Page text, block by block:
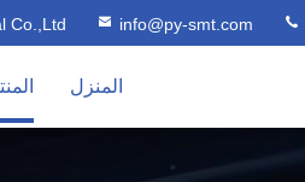
Co.,Ltd info@py-smt.com
المنزل